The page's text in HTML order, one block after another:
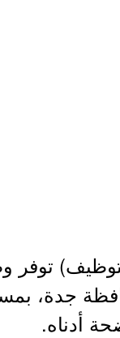
توفر
جدة،
أدناه.